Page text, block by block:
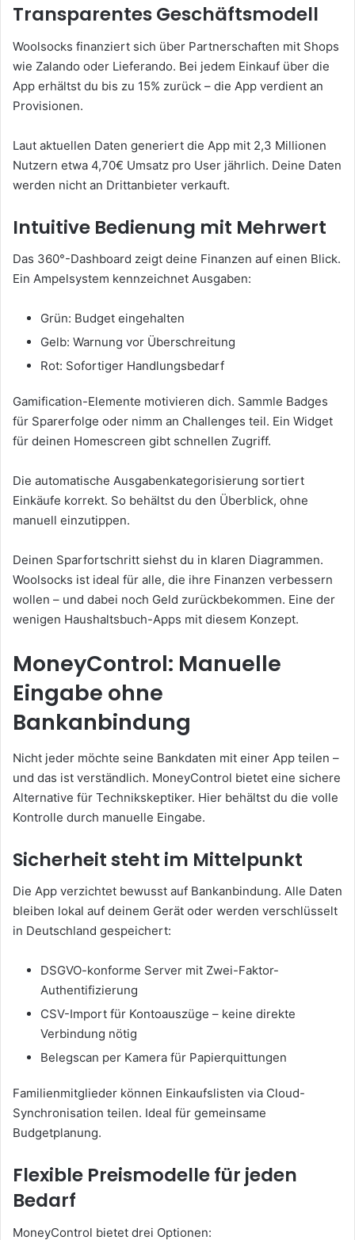
Transparentes Geschäftsmodell
Woolsocks finanziert sich über Partnerschaften mit Shops
wie Zalando oder Lieferando. Bei jedem Einkauf über die
App erhältst du bis zu 15% zurück – die App verdient an
Provisionen.
Laut aktuellen Daten generiert die App mit 2,3 Millionen
Nutzern etwa 4,70€ Umsatz pro User jährlich. Deine Daten
werden nicht an Drittanbieter verkauft.
Intuitive Bedienung mit Mehrwert
Das 360°-Dashboard zeigt deine Finanzen auf einen Blick.
Ein Ampelsystem kennzeichnet Ausgaben:
Grün: Budget eingehalten
Gelb: Warnung vor Überschreitung
Rot: Sofortiger Handlungsbedarf
Gamification-Elemente motivieren dich. Sammle Badges
für Sparerfolge oder nimm an Challenges teil. Ein Widget
für deinen Homescreen gibt schnellen Zugriff.
Die automatische Ausgabenkategorisierung sortiert
Einkäufe korrekt. So behältst du den Überblick, ohne
manuell einzutippen.
Deinen Sparfortschritt siehst du in klaren Diagrammen.
Woolsocks ist ideal für alle, die ihre Finanzen verbessern
wollen – und dabei noch Geld zurückbekommen. Eine der
wenigen Haushaltsbuch-Apps mit diesem Konzept.
MoneyControl: Manuelle
Eingabe ohne
Bankanbindung
Nicht jeder möchte seine Bankdaten mit einer App teilen –
und das ist verständlich. MoneyControl bietet eine sichere
Alternative für Technikskeptiker. Hier behältst du die volle
Kontrolle durch manuelle Eingabe.
Sicherheit steht im Mittelpunkt
Die App verzichtet bewusst auf Bankanbindung. Alle Daten
bleiben lokal auf deinem Gerät oder werden verschlüsselt
in Deutschland gespeichert:
DSGVO-konforme Server mit Zwei-Faktor-
Authentifizierung
CSV-Import für Kontoauszüge – keine direkte
Verbindung nötig
Belegscan per Kamera für Papierquittungen
Familienmitglieder können Einkaufslisten via Cloud-
Synchronisation teilen. Ideal für gemeinsame
Budgetplanung.
Flexible Preismodelle für jeden
Bedarf
MoneyControl bietet drei Optionen: